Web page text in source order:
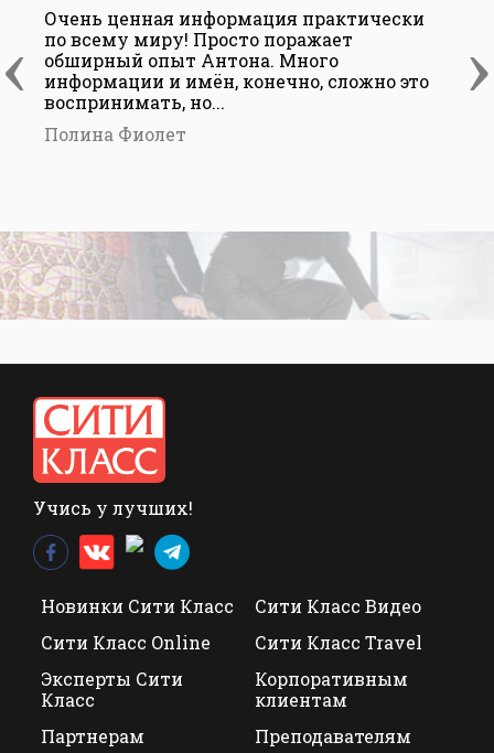
‹ ›
Очень ценная информация практически
по всему миру! Просто поражает
обширный опыт Антона. Много
информации и имён, конечно, сложно это
воспринимать, но...
Полина Фиолет
Учись у лучших!
Новинки Сити Класс
Сити Класс Видео
Сити Класс Online
Сити Класс Travel
Эксперты Сити
Класс
Корпоративным
клиентам
Партнерам
Преподавателям